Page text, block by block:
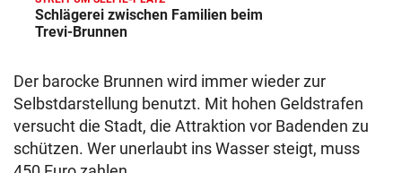
Schlägerei zwischen Familien beim
Trevi-Brunnen
Der barocke Brunnen wird immer wieder zur
Selbstdarstellung benutzt. Mit hohen Geldstrafen
versucht die Stadt, die Attraktion vor Badenden zu
schützen. Wer unerlaubt ins Wasser steigt, muss